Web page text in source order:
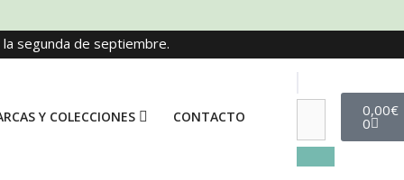
segunda de septiembre.
Y COLECCIONES CONTACTO 0,00€
0